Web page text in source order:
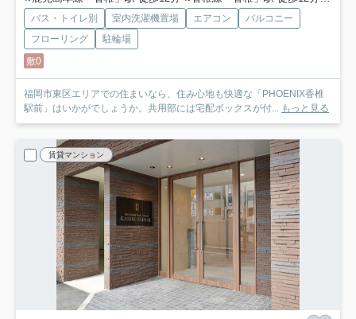
バス・トイレ別 室内洗濯機置場 エアコン
バルコニー
フローリング
駐輪場
敷0
福岡市東区エリアでの住まいなら、住み心地も快適な「PHOENIX香椎
駅前」はいかがでしょうか。共用部には宅配ボックスが付... もっと見る
賃貸マンション